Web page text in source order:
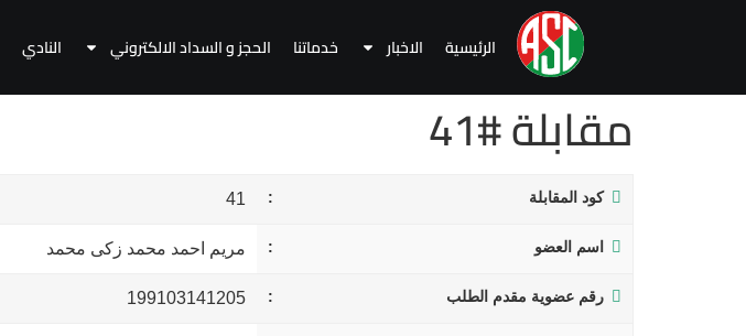
الرئيسية الاخبار خدماتنا الحجز و السداد الالكتروني النادي
مقابلة #41
كود المقابلة 41
اسم العضو مريم احمد محمد زكى محمد
رقم عضوية مقدم الطلب 199103141205